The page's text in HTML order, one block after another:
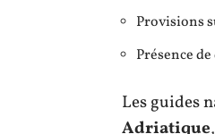
Provisions
Présence
Les guides
Adriatique